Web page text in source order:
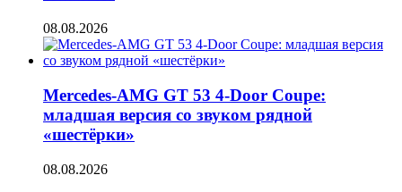
08.08.2026
Mercedes-AMG GT 53 4-Door Coupe:
младшая версия со звуком рядной
«шестёрки»
08.08.2026